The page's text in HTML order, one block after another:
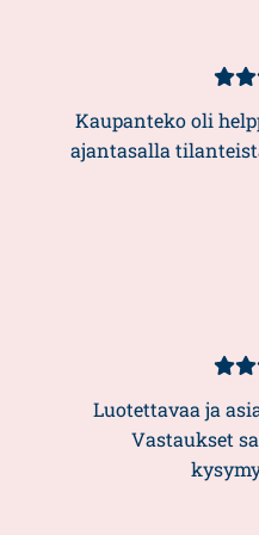
5/5
Kaupanteko oli
ajantasalla
Luotettavaa ja
Vastaukset